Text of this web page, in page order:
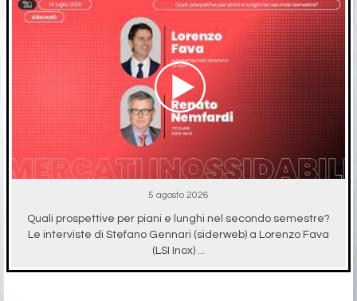
5 agosto 2026
Quali prospettive per piani e lunghi nel secondo semestre?
Le interviste di Stefano Gennari (siderweb) a Lorenzo Fava
(LSI Inox) ...